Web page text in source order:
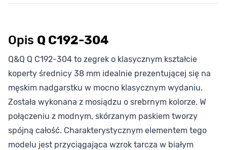
Opis Q C192-304
Q&Q Q C192-304 to zegrek o klasycznym kształcie
koperty średnicy 38 mm idealnie prezentującej się na
męskim nadgarstku w mocno klasycznym wydaniu.
Została wykonana z mosiądzu o srebrnym kolorze. W
połączeniu z modnym, skórzanym paskiem tworzy
spójną całość. Charakterystycznym elementem tego
modelu jest przyciągająca wzrok tarcza w białym